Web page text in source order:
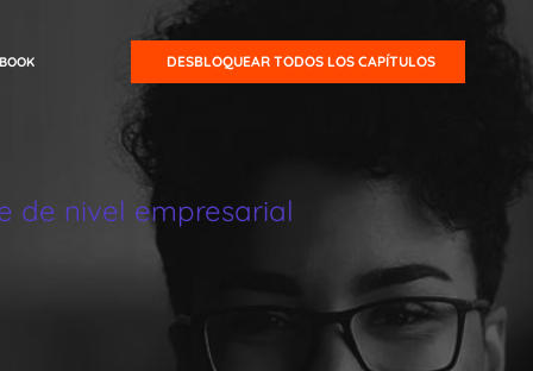
DESBLOQUEAR TODOS LOS CAPÍTULOS
de nivel empresarial